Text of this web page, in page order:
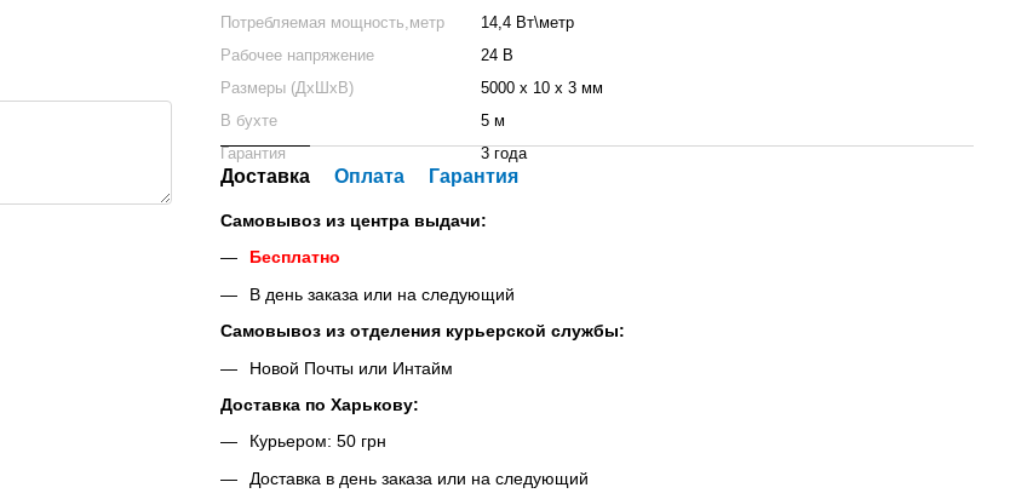
Потребляемая мощность,метр
14,4 Вт\метр
Рабочее напряжение
24 В
Размеры (ДхШхВ)
5000 х 10 х 3 мм
В бухте
5 м
Гарантия
3 года
Доставка Оплата Гарантия
Самовывоз из центра выдачи:
Бесплатно
В день заказа или на следующий
Самовывоз из отделения курьерской службы:
Новой Почты или Интайм
Доставка по Харькову:
Курьером: 50 грн
Доставка в день заказа или на следующий